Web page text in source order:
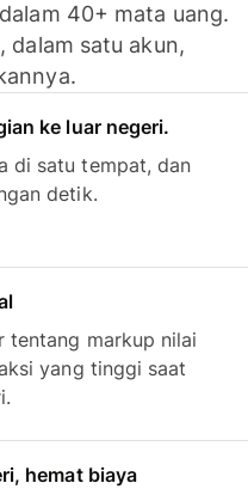
40+ mata uang.
dalam satu akun,
ke luar negeri.
di satu tempat, dan
detik.
tentang markup nilai
yang tinggi saat
hemat biaya